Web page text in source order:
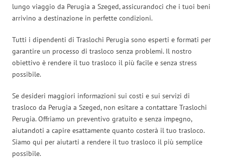
lungo viaggio da Perugia a Szeged, assicurandoci che i tuoi beni
arrivino a destinazione in perfette condizioni.
Tutti i dipendenti di Traslochi Perugia sono esperti e formati per
garantire un processo di trasloco senza problemi. Il nostro
obiettivo è rendere il tuo trasloco il più facile e senza stress
possibile.
Se desideri maggiori informazioni sui costi e sui servizi di
trasloco da Perugia a Szeged, non esitare a contattare Traslochi
Perugia. Offriamo un preventivo gratuito e senza impegno,
aiutandoti a capire esattamente quanto costerà il tuo trasloco.
Siamo qui per aiutarti a rendere il tuo trasloco il più semplice
possibile.